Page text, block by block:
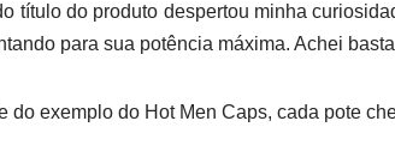
título do produto despertou minha
para sua potência máxima. Achei
do exemplo do Hot Men Caps, cada pote